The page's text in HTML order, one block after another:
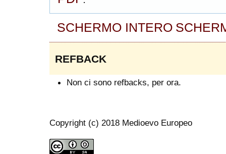
SCHERMO INTERO
REFBACK
Non ci sono refbacks, per ora.
Copyright (c) 2018 Medioevo Europeo